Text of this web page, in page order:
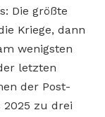
Die größte
Kriege, dann
wenigsten
letzten
der Post-
2025 zu drei